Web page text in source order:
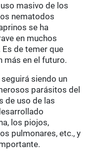
masivo de los
nematodos
se ha
en muchos
Es de temer que
más en el futuro.
siendo un
parásitos del
de uso de las
los piojos,
pulmonares, etc., y